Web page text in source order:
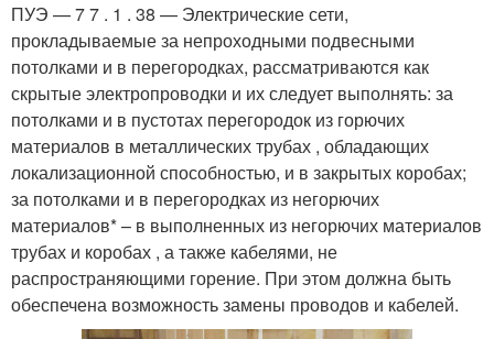
ПУЭ — 7 7 . 1 . 38 — Электрические сети,
прокладываемые за непроходными подвесными
потолками и в перегородках, рассматриваются как
скрытые электропроводки и их следует выполнять: за
потолками и в пустотах перегородок из горючих
материалов в металлических трубах , обладающих
локализационной способностью, и в закрытых коробах;
за потолками и в перегородках из негорючих
материалов* – в выполненных из негорючих материалов
трубах и коробах , а также кабелями, не
распространяющими горение. При этом должна быть
обеспечена возможность замены проводов и кабелей.